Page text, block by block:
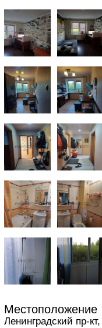
Местоположение
Ленинградский пр-